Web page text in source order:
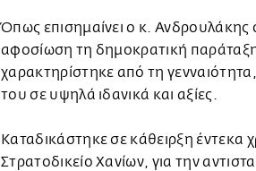
Όπως επισημαίνει ο κ. Ανδρουλάκης
αφοσίωση τη δημοκρατική
χαρακτηρίστηκε από τη γενναιότητα,
του σε υψηλά ιδανικά και αξίες.
Καταδικάστηκε σε κάθειρξη έντεκα
Στρατοδικείο Χανίων, για την